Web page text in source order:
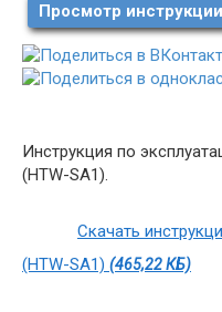
Просмотр
Инструкция по
(HTW-SA1).
Скачать
(HTW-SA1) (465,22 КБ)